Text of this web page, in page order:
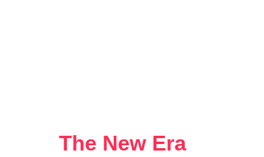
The New Era